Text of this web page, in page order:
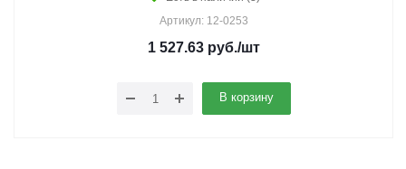
Артикул: 12-0253
1 527.63 руб./шт
В корзину